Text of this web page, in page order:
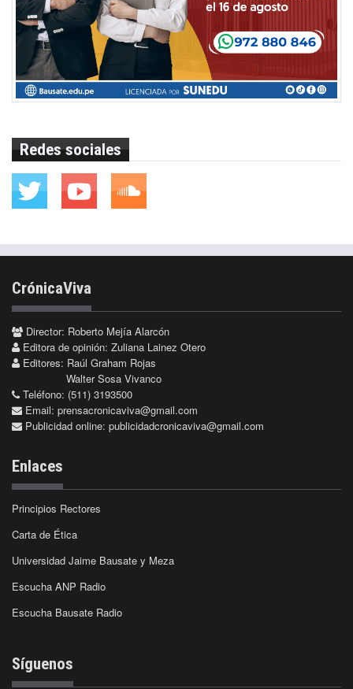
Redes sociales
CrónicaViva
Director: Roberto Mejía Alarcón
Editora de opinión: Zuliana Lainez Otero
Editores: Raúl Graham Rojas
Walter Sosa Vivanco
Teléfono: (511) 3193500
Email: prensacronicaviva@gmail.com
Publicidad online: publicidadcronicaviva@gmail.com
Enlaces
Principios Rectores
Carta de Ética
Universidad Jaime Bausate y Meza
Escucha ANP Radio
Escucha Bausate Radio
Síguenos